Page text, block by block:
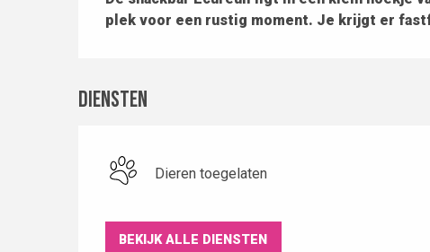
plek voor een rustig moment. Je krijgt er
Diensten
Dieren toegelaten
BEKIJK ALLE DIENSTEN